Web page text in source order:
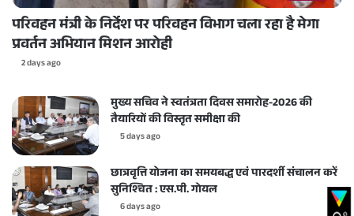
परिवहन मंत्री के निर्देश पर परिवहन विभाग चला रहा है मेगा
प्रवर्तन अभियान मिशन आरोही
2 days ago
मुख्य सचिव ने स्वतंत्रता दिवस समारोह-2026 की
तैयारियों की विस्तृत समीक्षा की
5 days ago
छात्रवृत्ति योजना का समयबद्ध एवं पारदर्शी संचालन करें
सुनिश्चित : एस.पी. गोयल
6 days ago